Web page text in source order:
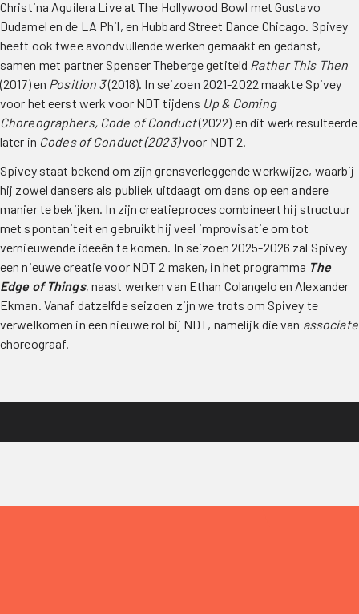
Christina Aguilera Live at The Hollywood Bowl met Gustavo
Dudamel en de LA Phil, en Hubbard Street Dance Chicago. Spivey
heeft ook twee avondvullende werken gemaakt en gedanst,
samen met partner Spenser Theberge getiteld Rather This Then
(2017) en Position 3(2018). In seizoen 2021-2022 maakte Spivey
voor het eerst werk voor NDT tijdens Up & Coming
Choreographers, Code of Conduct(2022) en dit werk resulteerde
later in Codes of Conduct (2023)voor NDT 2.
Spivey staat bekend om zijn grensverleggende werkwijze, waarbij
hij zowel dansers als publiek uitdaagt om dans op een andere
manier te bekijken. In zijn creatieproces combineert hij structuur
met spontaniteit en gebruikt hij veel improvisatie om tot
vernieuwende ideeën te komen. In seizoen 2025-2026 zal Spivey
een nieuwe creatie voor NDT 2 maken, in het programma The
Edge of Things, naast werken van Ethan Colangelo en Alexander
Ekman. Vanaf datzelfde seizoen zijn we trots om Spivey te
verwelkomen in een nieuwe rol bij NDT, namelijk die van associate
choreograaf.